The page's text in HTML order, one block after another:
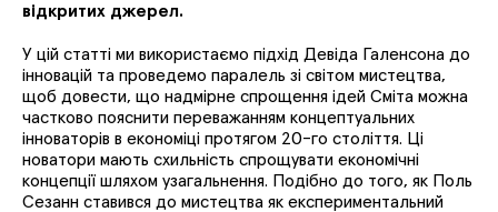
відкритих джерел.
У цій статті ми використаємо підхід Девіда Галенсона до
інновацій та проведемо паралель зі світом мистецтва,
щоб довести, що надмірне спрощення ідей Сміта можна
частково пояснити переважанням концептуальних
інноваторів в економіці протягом 20-го століття. Ці
новатори мають схильність спрощувати економічні
концепції шляхом узагальнення. Подібно до того, як Поль
Сезанн ставився до мистецтва як експериментальний